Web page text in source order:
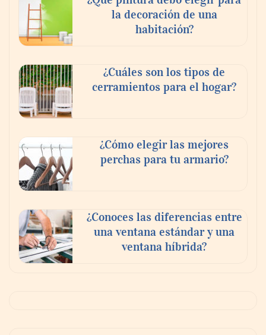
la decoración de una
habitación?
¿Cuáles son los tipos de
cerramientos para el hogar?
¿Cómo elegir las mejores
perchas para tu armario?
¿Conoces las diferencias entre
una ventana estándar y una
ventana híbrida?